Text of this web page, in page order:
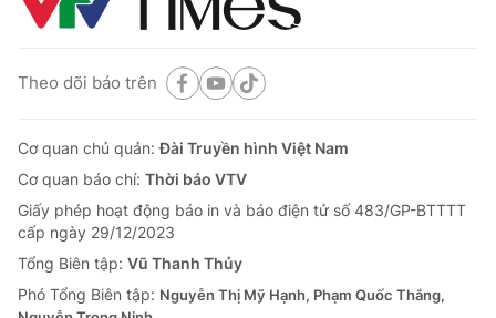
Theo dõi báo trên
Cơ quan chủ quản:Đài Truyền hình Việt Nam
Cơ quan báo chí: Thời báo VTV
Giấy phép hoạt động báo in và báo điện tử số 483/GP-BTTTT
cấp ngày 29/12/2023
Tổng Biên tập: Vũ Thanh Thủy
Phó Tổng Biên tập: Nguyễn Thị Mỹ Hạnh, Phạm Quốc Thắng,